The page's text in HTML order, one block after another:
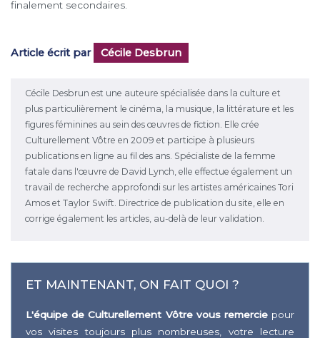
finalement secondaires.
Article écrit par Cécile Desbrun
Cécile Desbrun est une auteure spécialisée dans la culture et
plus particulièrement le cinéma, la musique, la littérature et les
figures féminines au sein des œuvres de fiction. Elle crée
Culturellement Vôtre en 2009 et participe à plusieurs
publications en ligne au fil des ans. Spécialiste de la femme
fatale dans l'œuvre de David Lynch, elle effectue également un
travail de recherche approfondi sur les artistes américaines Tori
Amos et Taylor Swift. Directrice de publication du site, elle en
corrige également les articles, au-delà de leur validation.
ET MAINTENANT, ON FAIT QUOI ?
L'équipe de Culturellement Vôtre vous remerciepour
vos visites toujours plus nombreuses, votre lecture